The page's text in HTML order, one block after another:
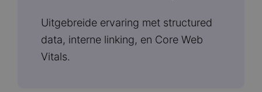
Uitgebreide ervaring met structured
data, interne linking, en Core Web
Vitals.